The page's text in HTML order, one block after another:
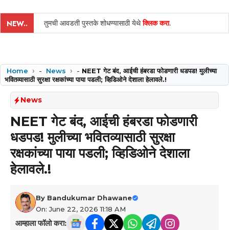
NEW.. तुमची आवडती पुस्तके शोधण्यासाठी येथेक्लिक करा.
Home - News - NEET गेट बंद, आईची हंबरडा फोडणारी धडपड! मुलीच्या
भवितव्यासाठी सुरक्षा रक्षकांच्या पाया पडली; व्हिडिओने देशाला हेलावले.!
News
NEET गेट बंद, आईची हंबरडा फोडणारी
धडपड! मुलीच्या भवितव्यासाठी सुरक्षा
रक्षकांच्या पाया पडली; व्हिडिओने देशाला
हेलावले.!
By Bandukumar Dhawane
On: June 22, 2026 11:18 AM
आम्हाला फॉलो करा: